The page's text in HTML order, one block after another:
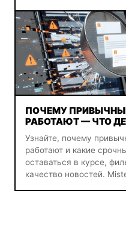
ПОЧЕМУ
РАБОТАЮТ — ЧТО
Узнайте, почему
работают и какие
оставаться в курсе,
качество новостей.